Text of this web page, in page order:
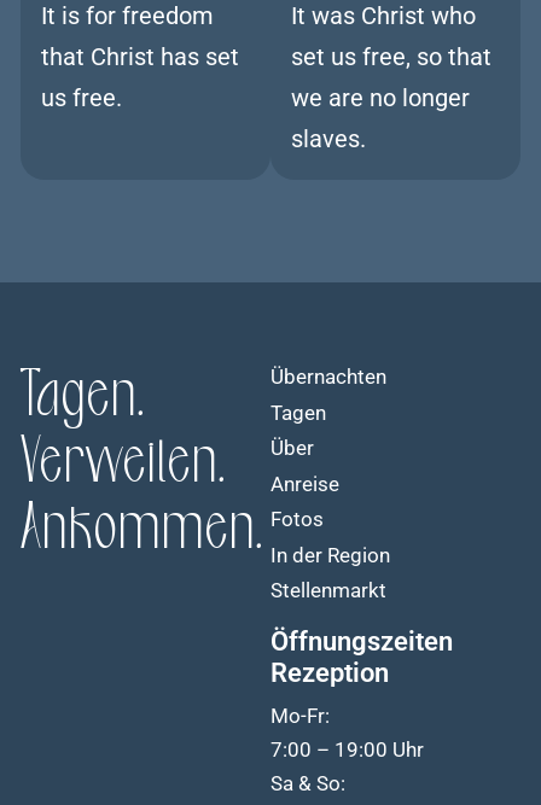
It is for freedom
that Christ has set
us free.
It was Christ who
set us free, so that
we are no longer
slaves.
Tagen.
Verweilen.
Ankommen.
Übernachten
Tagen
Über
Anreise
Fotos
In der Region
Stellenmarkt
Öffnungszeiten
Rezeption
Mo-Fr:
7:00 – 19:00 Uhr
Sa & So: